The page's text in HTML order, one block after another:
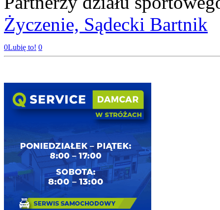
Życzenie, Sądecki Bartnik
0Lubię to! 0